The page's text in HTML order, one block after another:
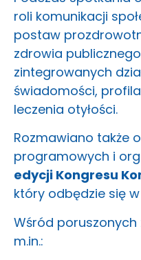
roli komunikacji
postaw
zdrowia
zintegrowanych
świadomości,
leczenia otyłości.
Rozmawiano także
programowych i
edycji Kongresu
który odbędzie się
Wśród poruszonych
m.in.: